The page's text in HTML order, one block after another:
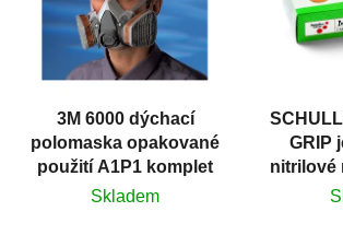
3M 6000 dýchací
polomaska opakované
použití A1P1 komplet
Skladem
GRIP
nitrilové